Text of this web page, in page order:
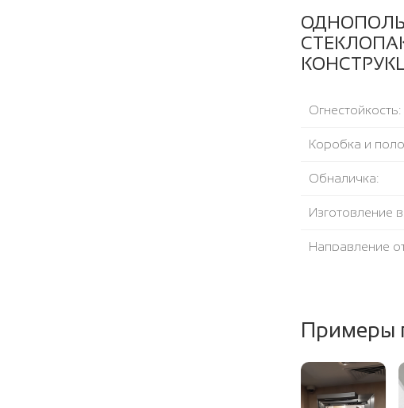
Огнестойкость:
Коробка и
Обналичка:
Изготовление
Направление
Примеры